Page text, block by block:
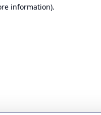
information).